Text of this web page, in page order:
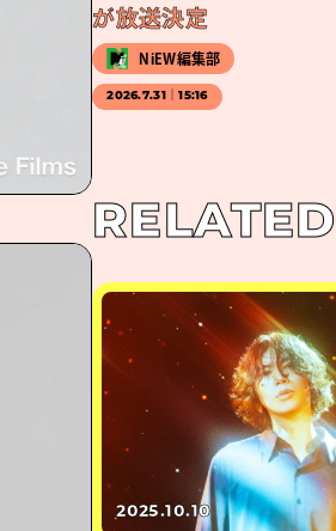
が放送決定
NiEW編集部
2026.7.31｜15:16
RELATED
2025.10.10